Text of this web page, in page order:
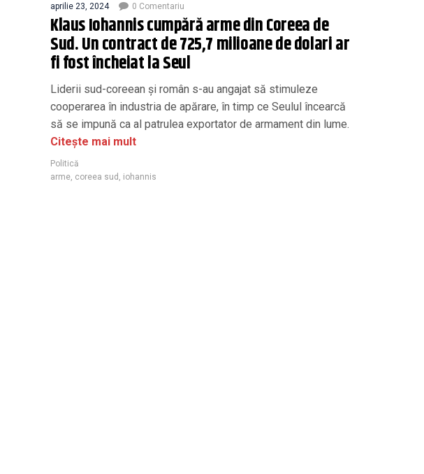
aprilie 23, 2024 0 Comentariu
Klaus Iohannis cumpără arme din Coreea de
Sud. Un contract de 725,7 milioane de dolari ar
fi fost încheiat la Seul
Liderii sud-coreean şi român s-au angajat să stimuleze
cooperarea în industria de apărare, în timp ce Seulul încearcă
să se impună ca al patrulea exportator de armament din lume.
Citește mai mult
Politică
arme coreea sud iohannis